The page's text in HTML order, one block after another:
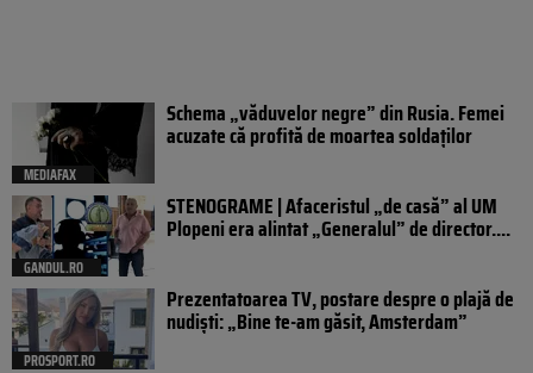
MEDIAFAX
Schema „văduvelor negre” din Rusia. Femei
acuzate că profită de moartea soldaților
GANDUL.RO
STENOGRAME | Afaceristul „de casă” al UM
Plopeni era alintat „Generalul” de director....
PROSPORT.RO
Prezentatoarea TV, postare despre o plajă de
nudiști: „Bine te-am găsit, Amsterdam”